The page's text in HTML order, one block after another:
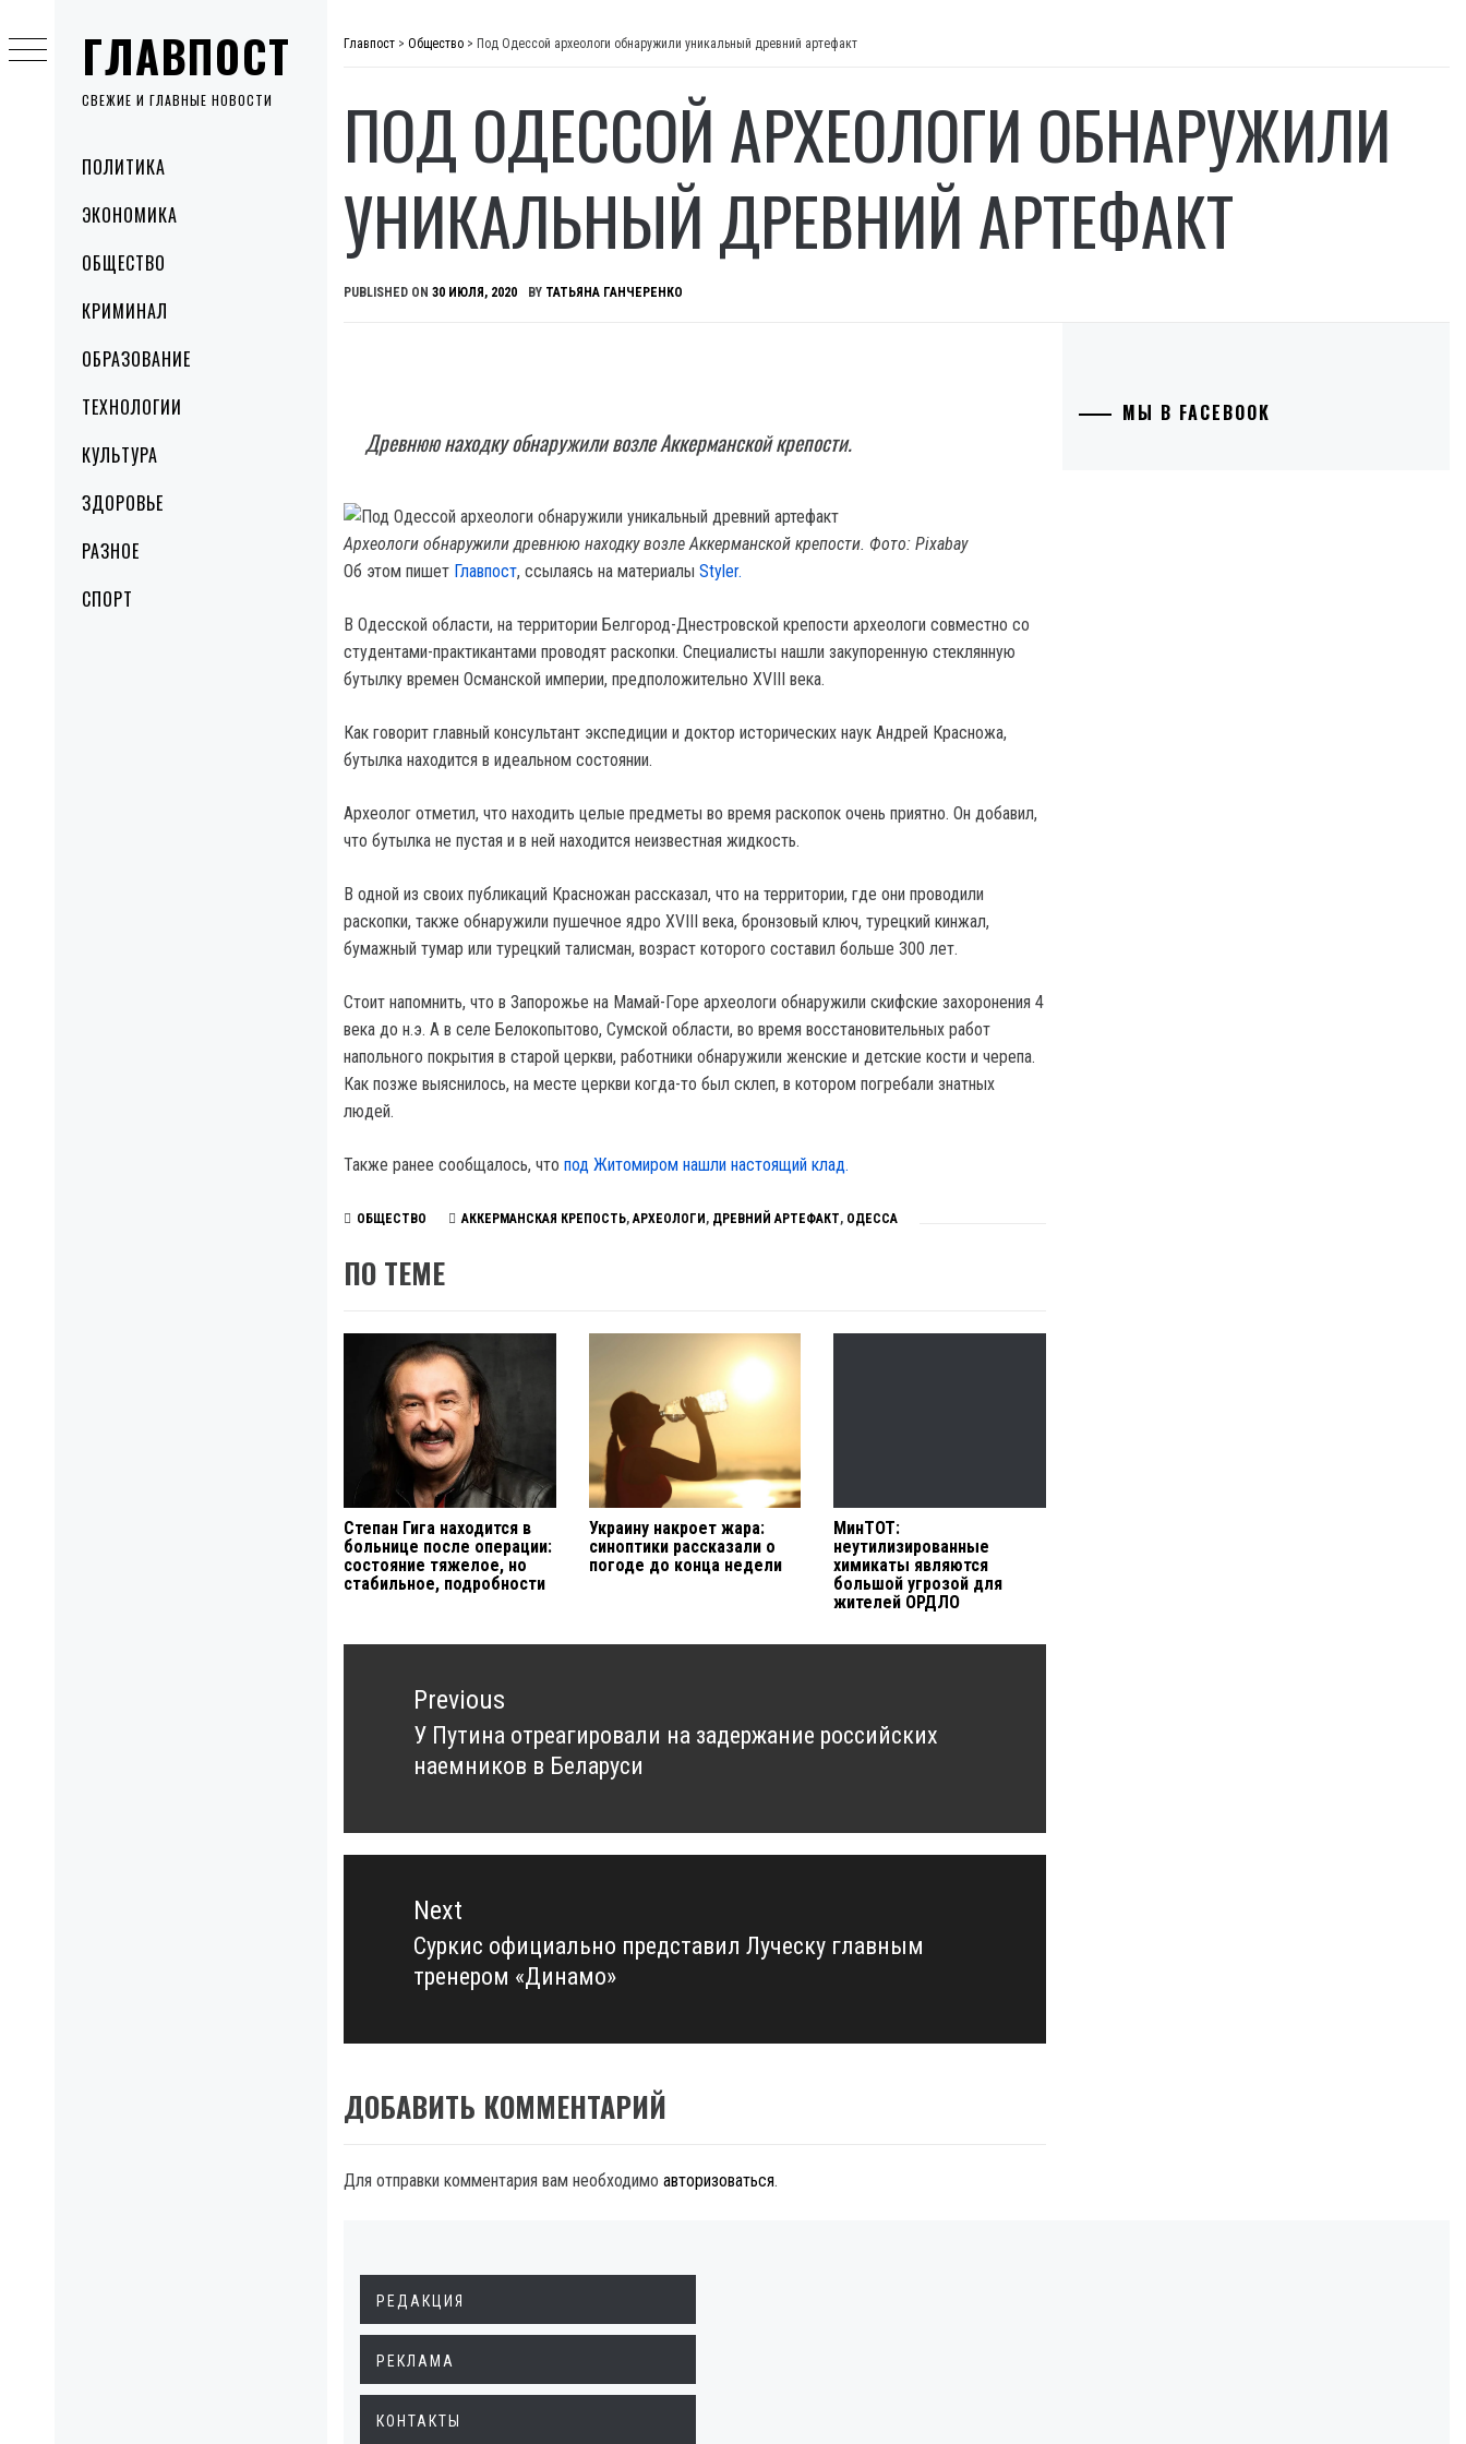
ГЛАВПОСТ
СВЕЖИЕ И ГЛАВНЫЕ НОВОСТИ
MenuПОЛИТИКА
ЭКОНОМИКА
ОБЩЕСТВО
КРИМИНАЛ
ОБРАЗОВАНИЕ
ТЕХНОЛОГИИ
КУЛЬТУРА
ЗДОРОВЬЕ
РАЗНОЕ
СПОРТ
to
content
Главпост > Общество > Под Одессой археологи обнаружили уникальный древний артефакт
ПОД ОДЕССОЙ АРХЕОЛОГИ ОБНАРУЖИЛИ
УНИКАЛЬНЫЙ ДРЕВНИЙ АРТЕФАКТ
PUBLISHED ON 30 ИЮЛЯ, 2020 BY ТАТЬЯНА ГАНЧЕРЕНКО
Древнюю находку обнаружили возле Аккерманской крепости.
Археологи обнаружили древнюю находку возле Аккерманской крепости. Фото: Pixabay
Об этом пишет Главпост, ссылаясь на материалы Styler.
В Одесской области, на территории Белгород-Днестровской крепости археологи совместно со
студентами-практикантами проводят раскопки. Специалисты нашли закупоренную стеклянную
бутылку времен Османской империи, предположительно XVIII века.
Как говорит главный консультант экспедиции и доктор исторических наук Андрей Красножа,
бутылка находится в идеальном состоянии.
Археолог отметил, что находить целые предметы во время раскопок очень приятно. Он добавил,
что бутылка не пустая и в ней находится неизвестная жидкость.
В одной из своих публикаций Красножан рассказал, что на территории, где они проводили
раскопки, также обнаружили пушечное ядро XVIII века, бронзовый ключ, турецкий кинжал,
бумажный тумар или турецкий талисман, возраст которого составил больше 300 лет.
Стоит напомнить, что в Запорожье на Мамай-Горе археологи обнаружили скифские захоронения 4
века до н.э. А в селе Белокопытово, Сумской области, во время восстановительных работ
напольного покрытия в старой церкви, работники обнаружили женские и детские кости и черепа.
Как позже выяснилось, на месте церкви когда-то был склеп, в котором погребали знатных
людей.
Также ранее сообщалось, что под Житомиром нашли настоящий клад.
ОБЩЕСТВО АККЕРМАНСКАЯ КРЕПОСТЬ,АРХЕОЛОГИ , ДРЕВНИЙ АРТЕФАКТ, ОДЕССА
ПО ТЕМЕ
Степан Гига находится в
больнице после операции:
состояние тяжелое, но
стабильное, подробности
Украину накроет жара:
синоптики рассказали о
погоде до конца недели
МинТОТ:
неутилизированные
химикаты являются
большой угрозой для
жителей ОРДЛО
Навигация
записямPrevious
Previous
post:
У Путина отреагировали на задержание российских
наемников в Беларуси
Next
Next
post:
Суркис официально представил Луческу главным
тренером «Динамо»
ДОБАВИТЬ КОММЕНТАРИЙ
Для отправки комментария вам необходимо авторизоваться.
МЫ В FACEBOOK
РЕДАКЦИЯ
РЕКЛАМА
КОНТАКТЫ